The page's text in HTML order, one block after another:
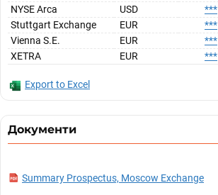
NYSE Arca
USD ***
Stuttgart Exchange
EUR ***
Vienna S.E.
EUR ***
XETRA
EUR ***
Export to Excel
Документи
Summary Prospectus, Moscow Exchange